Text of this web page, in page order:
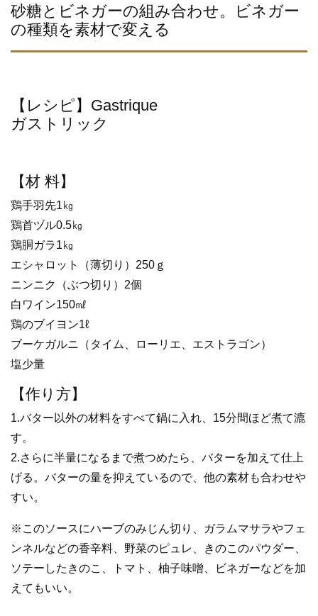
b
o
o
砂糖とビネガーの組み合わせ。ビネガー
の種類を素材で変える
【レシピ】Gastrique
ガストリック
【材 料】
鶏手羽先1㎏
鶏首ヅル0.5㎏
鶏胴ガラ1㎏
エシャロット（薄切り）250ｇ
ニンニク（ぶつ切り）2個
白ワイン150㎖
鶏のブイヨン1ℓ
ブーケガルニ（タイム、ローリエ、エストラゴン）
塩少量
【作り方】
1.バター以外の材料をすべて鍋に入れ、15分間ほど煮て漉
す。
2.さらに半量になるまで煮つめたら、バターを加えて仕上
げる。バターの量を抑えているので、他の素材も合わせや
すい。
※このソースにハーブのみじん切り、ガラムマサラやフェ
ンネルなどの香辛料、野菜のピュレ、きのこのパウダー、
ソテーしたきのこ、トマト、柚子味噌、ビネガーなどを加
えてもいい。